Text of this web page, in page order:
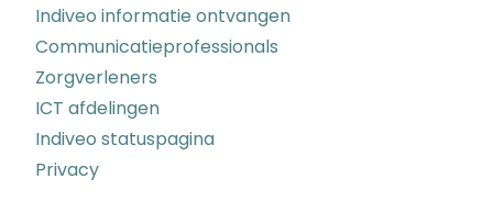
Indiveo informatie ontvangen
Communicatieprofessionals
Zorgverleners
ICT afdelingen
Indiveo statuspagina
Privacy